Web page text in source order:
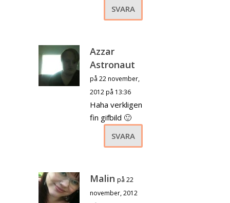
SVARA
Azzar
Astronaut
på 22 november,
2012 på 13:36
Haha verkligen
fin gifbild 🙂
SVARA
Malin på 22
november, 2012